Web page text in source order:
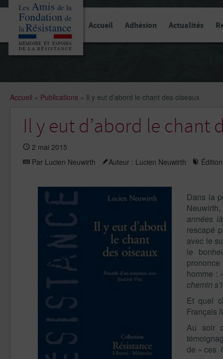
Accueil Adhésion Actualités
Accueil » Publications » Il y eut d’abord le chant des oiseaux
Il y eut d’abord le chant
2 mai 2015
Par Lucien Neuwirth
Auteur : Lucien Neuwirth
Dans la
années
rescapé
avec le
le
homme :
chemin
Et quel
Français
Au soir
de « ces
Panneau de gestion des cookies